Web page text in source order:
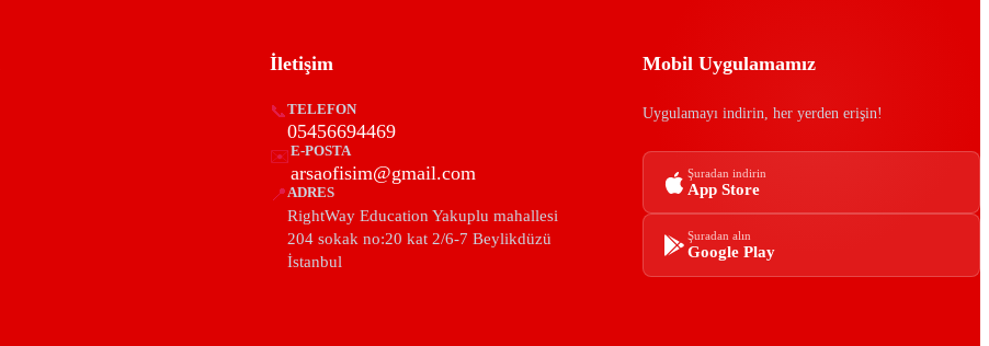
İletişim
📞TELEFON
05456694469
✉️E-POSTA
arsaofisim@gmail.com
📍ADRES
RightWay Education Yakuplu mahallesi
204 sokak no:20 kat 2/6-7 Beylikdüzü
İstanbul
Mobil Uygulamamız
Uygulamayı indirin, her yerden erişin!
Şuradan indirin
App Store
Şuradan alın
Google Play